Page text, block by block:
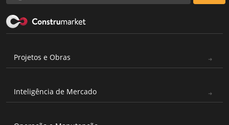
Projetos e Obras
Inteligência de Mercado